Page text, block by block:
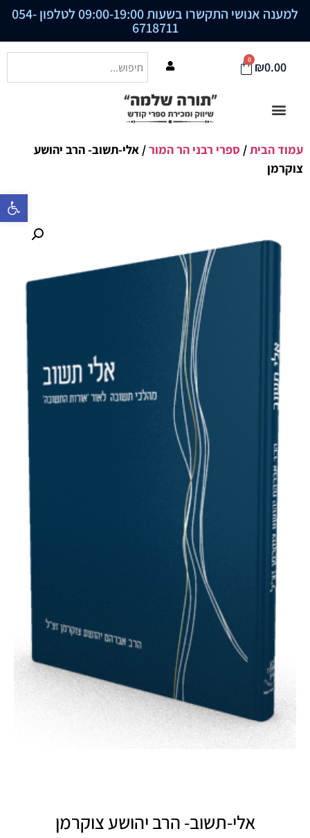
פתח סרגל
למענה אנושי התקשרו בשעות 09:00-19:00 לטלפון 054-
6718711
₪0.00
0
עמוד הבית/ ספרי רבני הר המור/ אלי-תשוב- הרב יהושע
צוקרמן
אלי-תשוב- הרב יהושע צוקרמן